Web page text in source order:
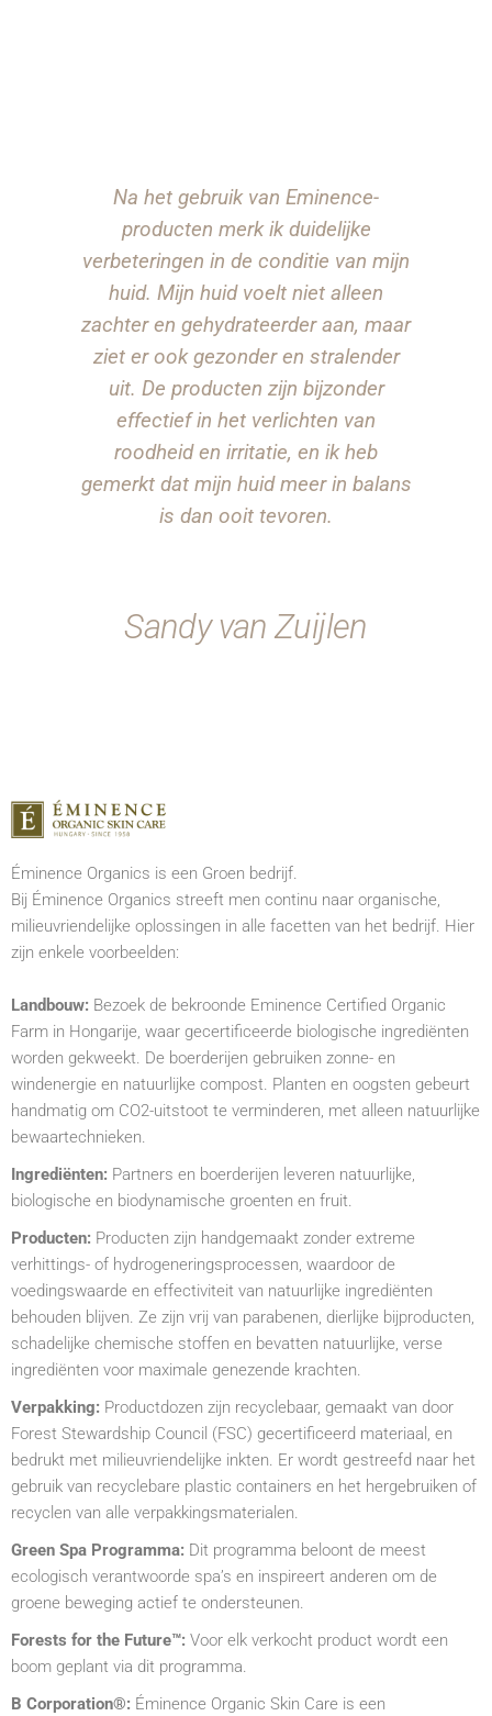
Na het gebruik van Eminence-
producten merk ik duidelijke
verbeteringen in de conditie van mijn
huid. Mijn huid voelt niet alleen
zachter en gehydrateerder aan, maar
ziet er ook gezonder en stralender
uit. De producten zijn bijzonder
effectief in het verlichten van
roodheid en irritatie, en ik heb
gemerkt dat mijn huid meer in balans
is dan ooit tevoren.
Sandy van Zuijlen
Éminence Organics is een Groen bedrijf.
Bij Éminence Organics streeft men continu naar organische,
milieuvriendelijke oplossingen in alle facetten van het bedrijf. Hier
zijn enkele voorbeelden:
Landbouw: Bezoek de bekroonde Eminence Certified Organic
Farm in Hongarije, waar gecertificeerde biologische ingrediënten
worden gekweekt. De boerderijen gebruiken zonne- en
windenergie en natuurlijke compost. Planten en oogsten gebeurt
handmatig om CO2-uitstoot te verminderen, met alleen natuurlijke
bewaartechnieken.
Ingrediënten: Partners en boerderijen leveren natuurlijke,
biologische en biodynamische groenten en fruit.
Producten: Producten zijn handgemaakt zonder extreme
verhittings- of hydrogeneringsprocessen, waardoor de
voedingswaarde en effectiviteit van natuurlijke ingrediënten
behouden blijven. Ze zijn vrij van parabenen, dierlijke bijproducten,
schadelijke chemische stoffen en bevatten natuurlijke, verse
ingrediënten voor maximale genezende krachten.
Verpakking: Productdozen zijn recyclebaar, gemaakt van door
Forest Stewardship Council (FSC) gecertificeerd materiaal, en
bedrukt met milieuvriendelijke inkten. Er wordt gestreefd naar het
gebruik van recyclebare plastic containers en het hergebruiken of
recyclen van alle verpakkingsmaterialen.
Green Spa Programma: Dit programma beloont de meest
ecologisch verantwoorde spa’s en inspireert anderen om de
groene beweging actief te ondersteunen.
Forests for the Future™: Voor elk verkocht product wordt een
boom geplant via dit programma.
B Corporation®: Éminence Organic Skin Care is een